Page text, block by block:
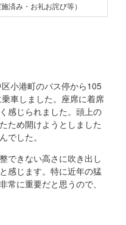
済み・お礼お詫び等）
小港町のバス停から105
車しました。座席に着席
感じられました。頭上の
ため開けようとしました
でした。
できない高さに吹き出し
感じます。特に近年の猛
常に重要だと思うので、